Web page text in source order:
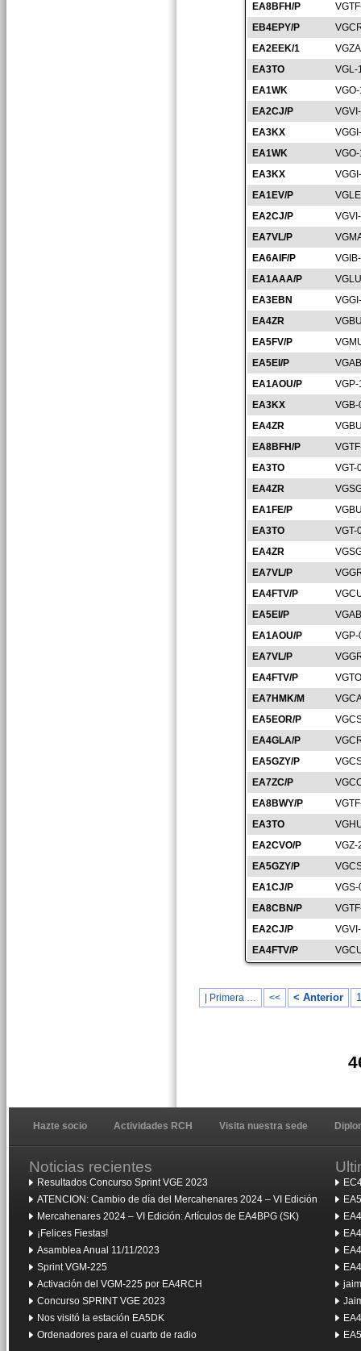
EA8BFH/P
EB4EPY/P
EA2EEK/1
EA3TO
VGL-
EA1WK
EA2CJ/P
EA3KX
EA1WK
EA3KX
EA1EV/P
EA2CJ/P
EA7VL/P
EA6AIF/P
EA1AAA/P
EA3EBN
EA4ZR
EA5FV/P
EA5EI/P
EA1AOU/P
EA3KX
EA4ZR
EA8BFH/P
EA3TO
VGT-
EA4ZR
EA1FE/P
EA3TO
VGT-
EA4ZR
EA7VL/P
EA4FTV/P
EA5EI/P
EA1AOU/P
EA7VL/P
EA4FTV/P
EA7HMK/M
EA5EOR/P
EA4GLA/P
EA5GZY/P
EA7ZC/P
EA8BWY/P
EA3TO
EA2CVO/P
VGZ-
EA5GZY/P
EA1CJ/P
EA8CBN/P
EA2CJ/P
EA4FTV/P
| Primera … << < Anterior
Hazte socio Actividades RCH Visita nuestra sede
Noticias recientes
Resultados Concurso Sprint VGE 2023
ATENCION: Cambio de día del Mercahenares 2024 – VI Edición
Mercahenares 2024 – VI Edición: Artículos de EA4BPG (SK)
¡Felices Fiestas!
Asamblea Anual 11/11/2023
Sprint VGM-225
Activación del VGM-225 por EA4RCH
Concurso SPRINT VGE 2023
Nos visitó la estación EA5DK
Ordenadores para el cuarto de radio